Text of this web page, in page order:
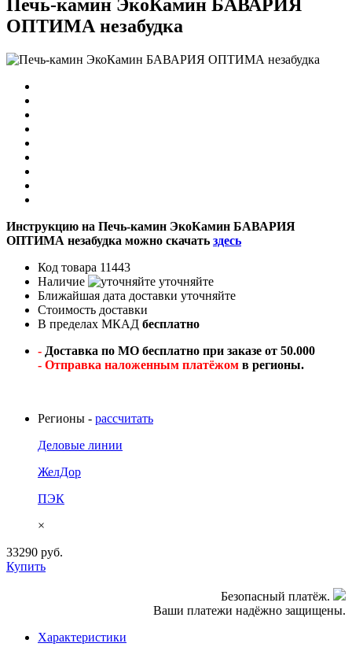
Печь-камин ЭкоКамин БАВАРИЯ
ОПТИМА незабудка
Инструкцию на Печь-камин ЭкоКамин БАВАРИЯ
ОПТИМА незабудка можно скачать здесь
Код товара 11443
Наличие
уточняйте
Ближайшая дата доставки уточняйте
Стоимость доставки
В пределах МКАД бесплатно
- Доставка по МО бесплатно при заказе от 50.000
- Отправка наложенным платёжом в регионы.
Регионы - рассчитать
Деловые линии
ЖелДор
ПЭК
×
33290 руб.
Купить
Безопасный платёж.
Ваши платежи надёжно защищены.
Характеристики